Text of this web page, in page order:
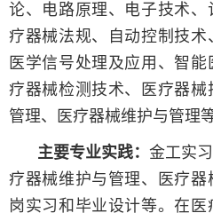
论、电路原理、电子技术
疗器械法规、自动控制技术
医学信号处理及应用、智
疗器械检测技术、医疗器
管理、医疗器械维护与管理等
主要专业实践： 金工实
疗器械维护与管理、医疗
岗实习和毕业设计等。在